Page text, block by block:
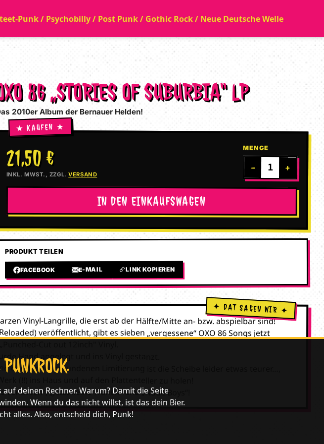
Punk / Psychobilly / Post Punk / Gothic Rock / Neue Deutsche Welle
86 „STORIES OF SUBURBIA“ LP
2010er Album der Bernauer Helden!
21,50 €
INKL. MWST., ZZGL.VERSAND
MENGE
− +
IN DEN EINKAUFSWAGEN
PRODUKT TEILEN
FACEBOOK E-MAIL LINK KOPIEREN
Vinyl-Langrille, die erst ab der Hälfte/Mitte an- bzw. abspielbar sind!
veröffentlicht, gibt es sieben „vergessene“ OXO 86 Songs jetzt
Hand angelegt und ins Vinyl gestanzt.
der damit verbundenen Limitierung ist die Scheibe leider etwas teurer…,
„Jetzt keine Tränen“ und „Nude Boys“!
deinen Rechner. Warum? Damit die Seite
Wenn du das nicht willst, ist das dein Bier.
alles. Also, entscheid dich, Punk!